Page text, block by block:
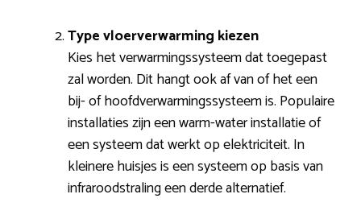
Type vloerverwarming kiezen
Kies het verwarmingssysteem dat toegepast
zal worden. Dit hangt ook af van of het een
bij- of hoofdverwarmingssysteem is. Populaire
installaties zijn een warm-water installatie of
een systeem dat werkt op elektriciteit. In
kleinere huisjes is een systeem op basis van
infraroodstraling een derde alternatief.